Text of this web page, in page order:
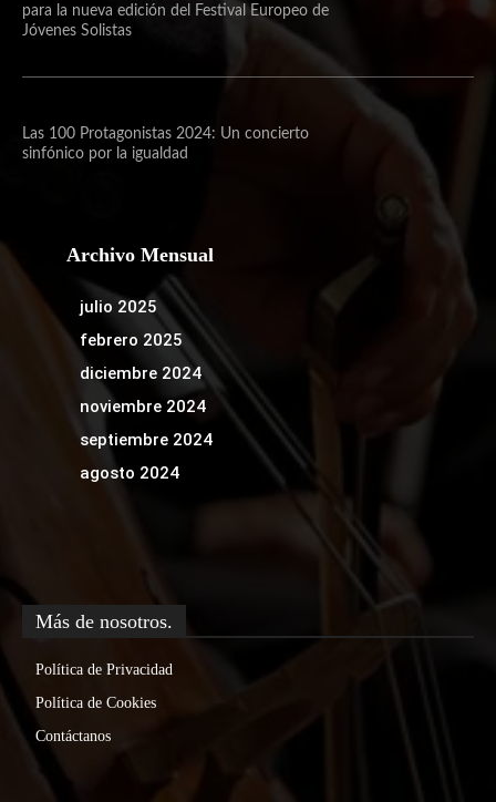
para la nueva edición del Festival Europeo de
Jóvenes Solistas
Las 100 Protagonistas 2024: Un concierto
sinfónico por la igualdad
Archivo Mensual
julio 2025
febrero 2025
diciembre 2024
noviembre 2024
septiembre 2024
agosto 2024
Más de nosotros.
Política de Privacidad
Política de Cookies
Contáctanos